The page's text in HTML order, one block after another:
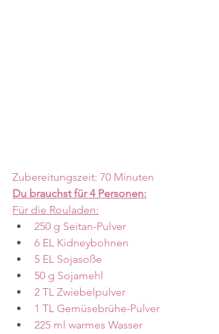
Zubereitungszeit: 70 Minuten
Du brauchst für 4 Personen:
Für die Rouladen:
250 g Seitan-Pulver
6 EL Kidneybohnen
5 EL Sojasoße
50 g Sojamehl
2 TL Zwiebelpulver
1 TL Gemüsebrühe-Pulver
225 ml warmes Wasser